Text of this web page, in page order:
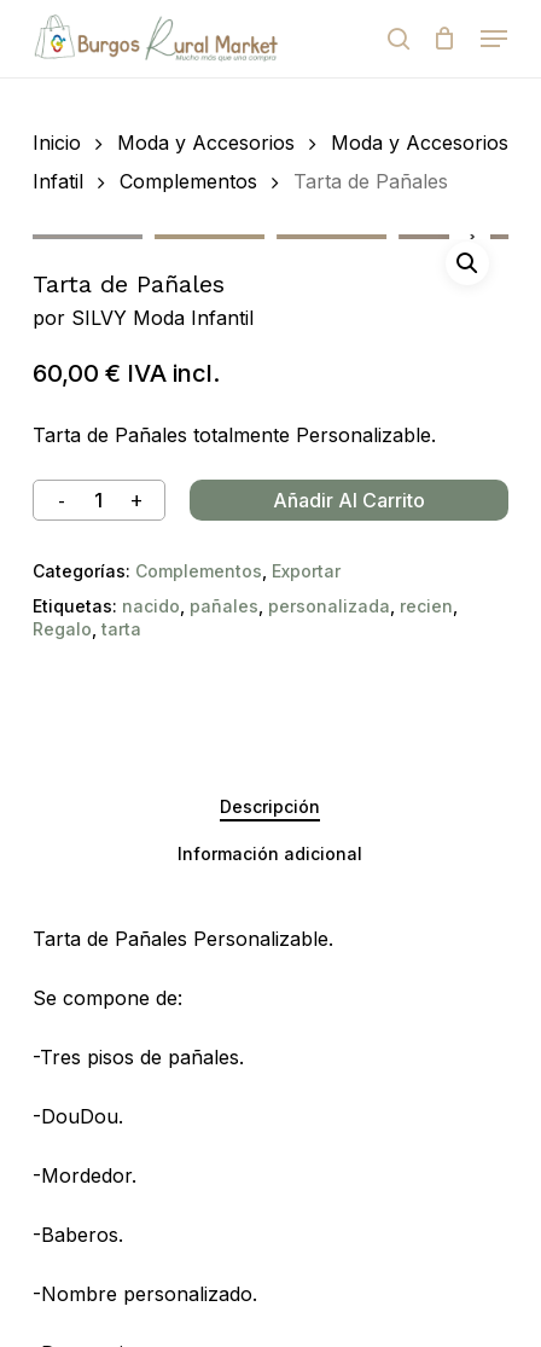
de
search
Menu
Cart
Inicio Moda y Accesorios
Moda y Accesorios
Infatil
Complementos Tarta de Pañales
Tarta de Pañales
por SILVY Moda Infantil
60,00 € IVA incl.
Tarta de Pañales totalmente Personalizable.
Añadir Al Carrito
Categorías: Complementos Exportar
Etiquetas: nacido pañales personalizada recien
Regalo tarta
Descripción
Información adicional
Tarta de Pañales Personalizable.
Se compone de:
-Tres pisos de pañales.
-DouDou.
-Mordedor.
-Baberos.
-Nombre personalizado.